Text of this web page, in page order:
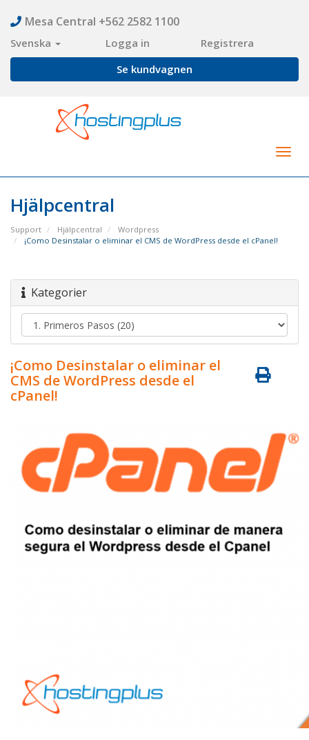
Mesa Central +562 2582 1100
Svenska Logga in
Registrera
Se kundvagnen
Hjälpcentral
Support Hjälpcentral
Wordpress
¡Como Desinstalar o eliminar el CMS de WordPress desde el cPanel!
Kategorier
¡Como Desinstalar o eliminar el
CMS de WordPress desde el
cPanel!